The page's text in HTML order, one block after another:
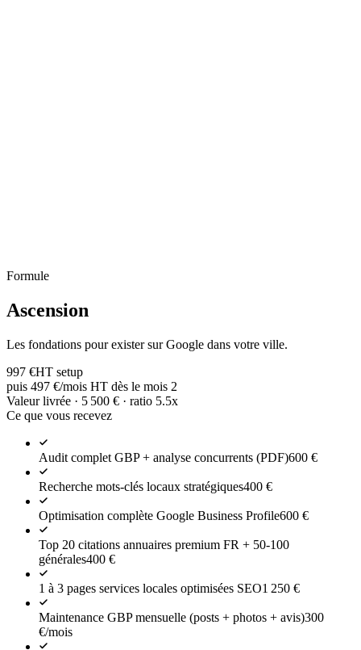
Formule
Ascension
Les fondations pour exister sur Google dans votre ville.
997 €HT setup
puis 497 €/mois HT dès le mois 2
Valeur livrée · 5 500 € · ratio 5.5x
Ce que vous recevez
Audit complet GBP + analyse concurrents (PDF)600 €
Recherche mots-clés locaux stratégiques400 €
Optimisation complète Google Business Profile600 €
Top 20 citations annuaires premium FR + 50-100
générales400 €
1 à 3 pages services locales optimisées SEO1 250 €
Maintenance GBP mensuelle (posts + photos + avis)300
€/mois